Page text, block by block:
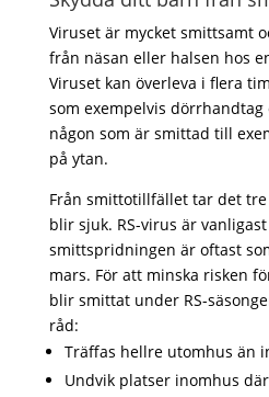
Viruset är mycket smittsamt
från näsan eller halsen hos
Viruset kan överleva i flera
som exempelvis dörrhandtag
någon som är smittad till
på ytan.
Från smittotillfället tar det
blir sjuk. RS-virus är
smittspridningen är oftast
mars. För att minska risken
blir smittat under RS-
råd:
Träffas hellre utomhus än
Undvik platser inomhus